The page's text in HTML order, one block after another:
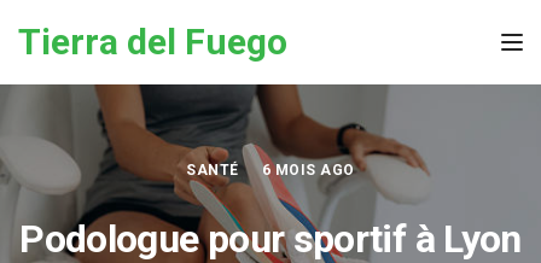
Tierra del Fuego
SANTÉ 6 MOIS AGO
Podologue pour sportif à Lyon